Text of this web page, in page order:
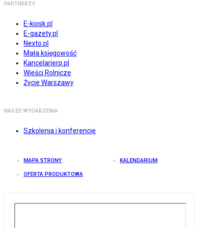
PARTNERZY
E-kiosk.pl
E-gazety.pl
Nexto.pl
Mała księgowość
Kancelarierp.pl
Wieści Rolnicze
Życie Warszawy
NASZE WYDARZENIA
Szkolenia i konferencje
MAPA STRONY KALENDARIUM
OFERTA PRODUKTOWA